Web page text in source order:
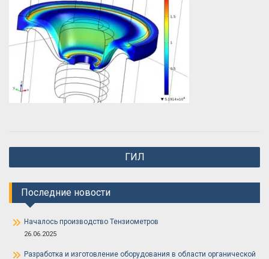
Навигация
по
записям
ГИЛ
Последние новости
Началось производство Тензиометров
26.06.2025
Разработка и изготовление оборудования в области органической